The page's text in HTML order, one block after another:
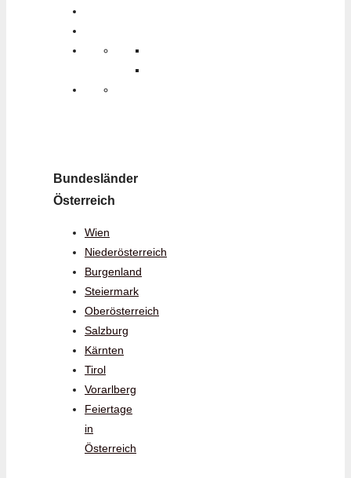
Bundesländer
Österreich
Wien
Niederösterreich
Burgenland
Steiermark
Oberösterreich
Salzburg
Kärnten
Tirol
Vorarlberg
Feiertage
in
Österreich